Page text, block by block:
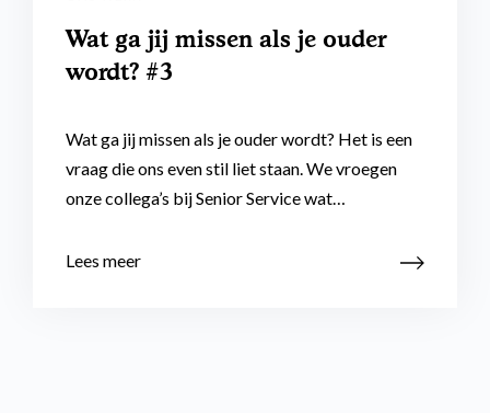
Wat ga jij missen als je ouder
wordt? #3
Wat ga jij missen als je ouder wordt? Het is een
vraag die ons even stil liet staan. We vroegen
onze collega’s bij Senior Service wat…
Lees meer